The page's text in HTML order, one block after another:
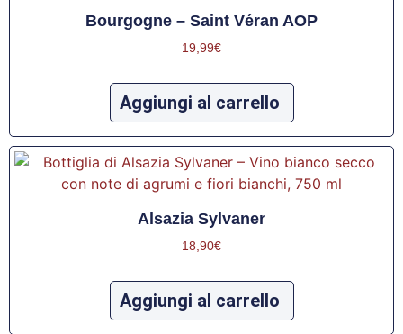
Bourgogne – Saint Véran AOP
19,99€
Aggiungi al carrello
Alsazia Sylvaner
18,90€
Aggiungi al carrello